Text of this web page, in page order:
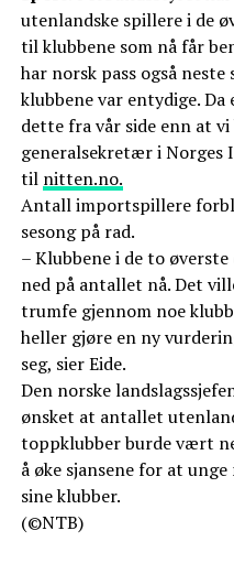
utenlandske spillere i de
til klubbene som nå får
har norsk pass også neste
klubbene var entydige.
dette fra vår side enn at
generalsekretær i Norges
til nitten.no.
Antall importspillere
sesong på rad.
– Klubbene i de to
ned på antallet nå. Det
trumfe gjennom noe
heller gjøre en ny
seg, sier Eide.
Den norske
ønsket at antallet
toppklubber burde vært
å øke sjansene for at
sine klubber.
(©NTB)